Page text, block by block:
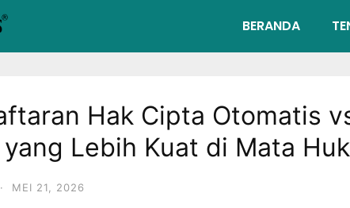
BERANDA
Hak Cipta Otomatis
Lebih Kuat di Mata
· MEI 21, 2026